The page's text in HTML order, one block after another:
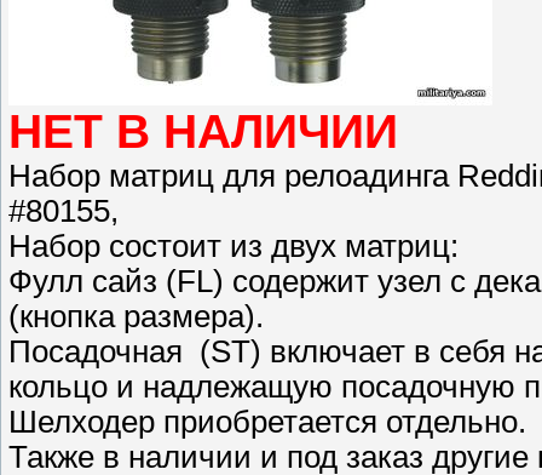
НЕТ В НАЛИЧИИ
Набор матриц для релоадинга
#80155,
Набор состоит из двух матриц:
Фулл сайз (FL) содержит узел с
(кнопка размера).
Посадочная (ST) включает в себя
кольцо и надлежащую посадочную
Шелходер приобретается отдельно.
Также в наличии и под заказ